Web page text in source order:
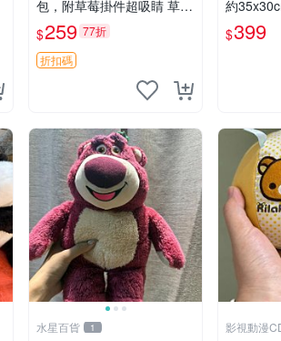
包，附草莓掛件超吸睛 草莓
熊手提包 草莓掛件 可愛port
unese
$259 77折
折扣碼
約
$399
水星百貨 1 影視動漫